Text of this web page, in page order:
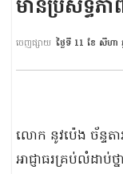
មានប្រសិទ្ធភា
ចេញផ្សាយ ថ្ងៃទី 11 ខែ សីហា
លោក នូវប៉េង ច័ន្ទត
អាជ្ញាធរគ្រប់លំដាប់ថ្